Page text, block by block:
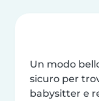
Un modo
sicuro per
babysitter e